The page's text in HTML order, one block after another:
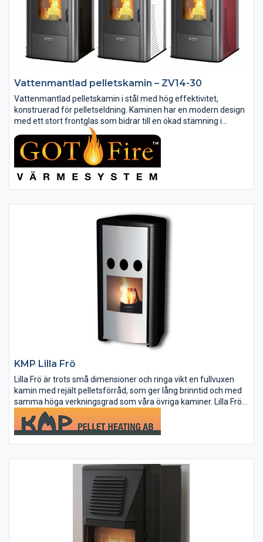
Vattenmantlad pelletskamin – ZV14-30
Vattenmantlad pelletskamin i stål med hög effektivitet,
konstruerad för pelletseldning. Kaminen har en modern design
med ett stort frontglas som bidrar till en ökad stämning i
rummet. Multifunktionell fjärrkontroll med stor LCD-skärm och
möjlighet...
KMP Lilla Frö
Lilla Frö är trots små dimensioner och ringa vikt en fullvuxen
kamin med rejält pelletsförråd, som ger lång brinntid och med
samma höga verkningsgrad som våra övriga kaminer. Lilla Frö
har design och format som passar i de flesta hemmiljöer.
Sidor...